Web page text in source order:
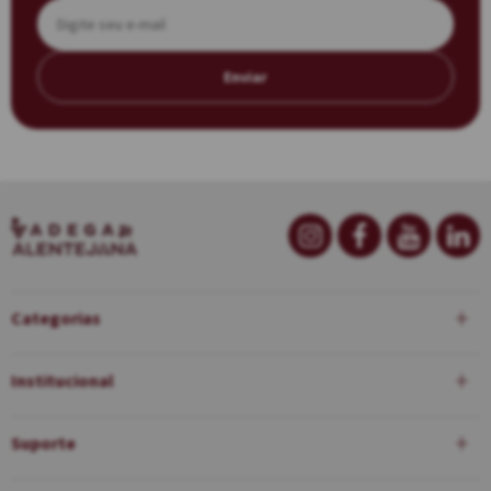
Enviar
Categorias
Institucional
Suporte